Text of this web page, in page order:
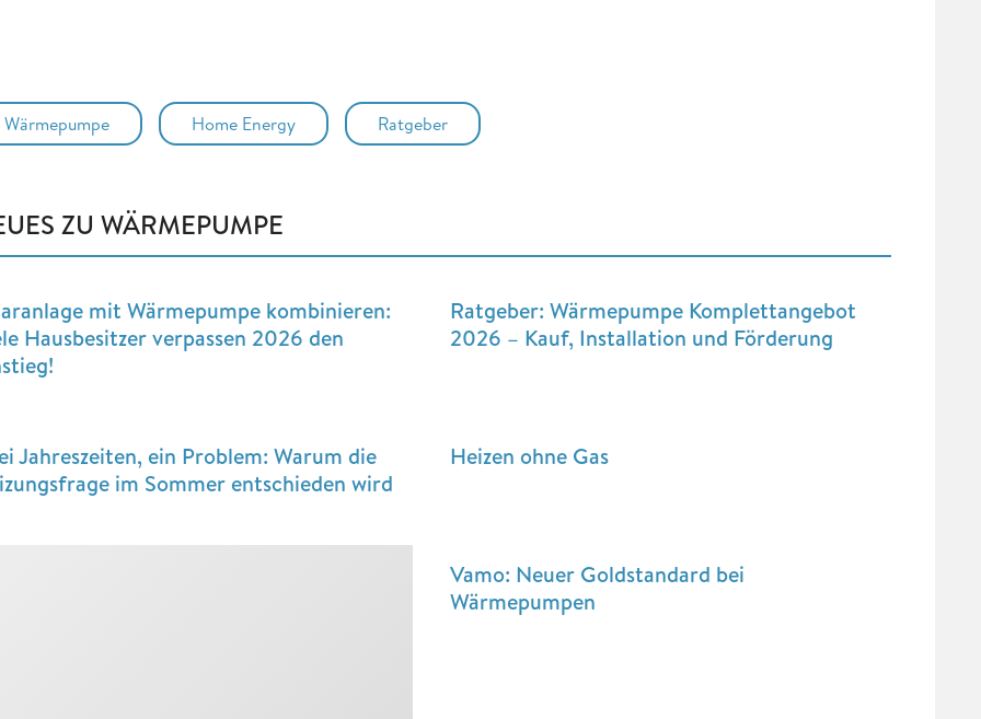
Wärmepumpe Home Energy Ratgeber
ZU WÄRMEPUMPE
mit Wärmepumpe kombinieren:
Hausbesitzer verpassen 2026 den
Ratgeber: Wärmepumpe Komplettangebot
2026 – Kauf, Installation und Förderung
Jahreszeiten, ein Problem: Warum die
im Sommer entschieden wird
Heizen ohne Gas
Vamo: Neuer Goldstandard bei
Wärmepumpen